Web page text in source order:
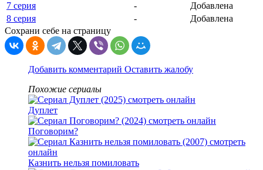
7 серия
-
Добавлена
8 серия
-
Добавлена
Сохрани себе на страницу
Добавить комментарий Оставить жалобу
Похожие сериалы
Дуплет
Поговорим?
Казнить нельзя помиловать